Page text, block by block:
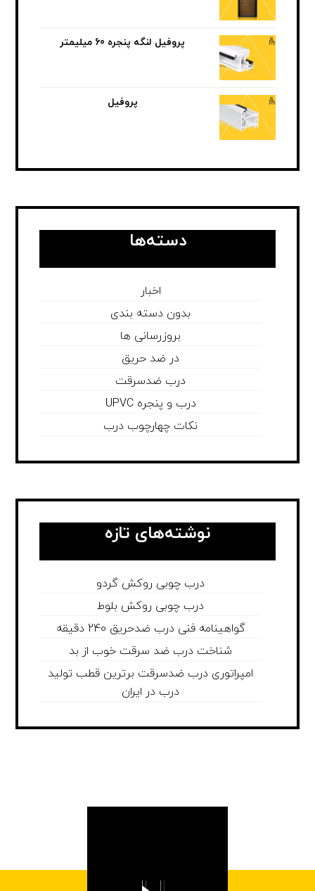
پروفیل لنگه پنجره 60 میلیمتر
پروفیل
دسته‌ها
اخبار
بدون دسته بندی
بروزرسانی ها
در ضد حریق
درب ضدسرقت
درب و پنجره UPVC
نکات چهارچوب درب
نوشته‌های تازه
درب چوبی روکش گردو
درب چوبی روکش بلوط
گواهینامه فنی درب ضدحریق 240 دقیقه
شناخت درب ضد سرقت خوب از بد
امپراتوری درب ضدسرقت برترین قطب تولید
درب در ایران